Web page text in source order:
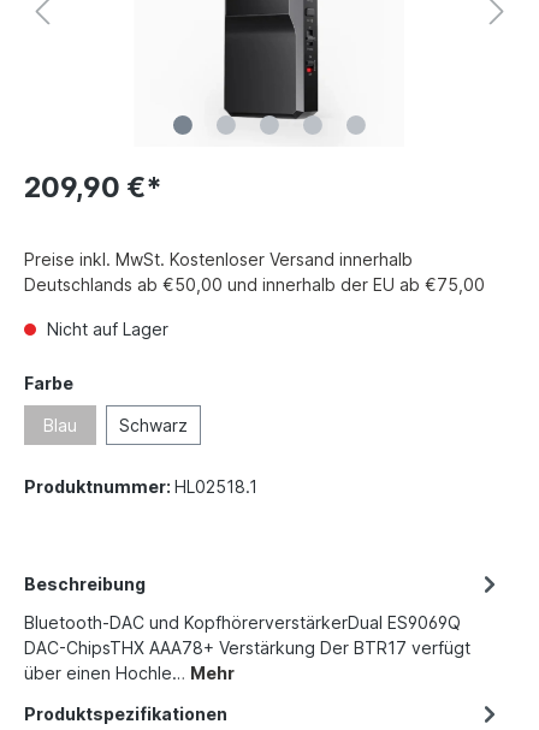
209,90 €*
Preise inkl. MwSt. Kostenloser Versand innerhalb
Deutschlands ab €50,00 und innerhalb der EU ab €75,00
Nicht auf Lager
Farbe
Blau Schwarz
Produktnummer: HL02518.1
Beschreibung
Bluetooth-DAC und KopfhörerverstärkerDual ES9069Q
DAC-ChipsTHX AAA78+ Verstärkung Der BTR17 verfügt
über einen Hochle… Mehr
Produktspezifikationen